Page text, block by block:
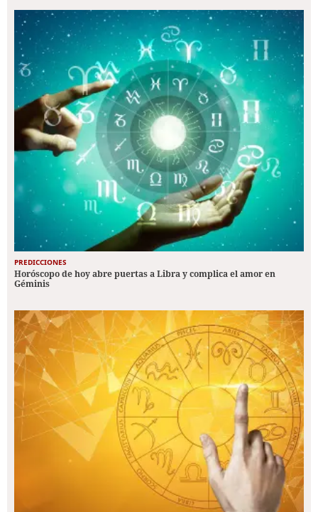
PREDICCIONES
Horóscopo de hoy abre puertas a Libra y complica el amor en
Géminis